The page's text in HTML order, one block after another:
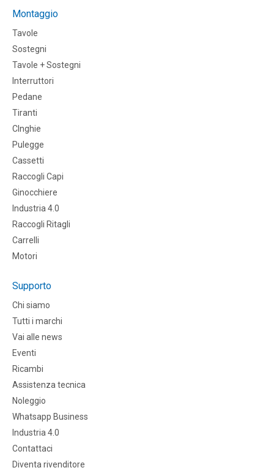
Montaggio
Tavole
Sostegni
Tavole + Sostegni
Interruttori
Pedane
Tiranti
CInghie
Pulegge
Cassetti
Raccogli Capi
Ginocchiere
Industria 4.0
Raccogli Ritagli
Carrelli
Motori
Supporto
Chi siamo
Tutti i marchi
Vai alle news
Eventi
Ricambi
Assistenza tecnica
Noleggio
Whatsapp Business
Industria 4.0
Contattaci
Diventa rivenditore